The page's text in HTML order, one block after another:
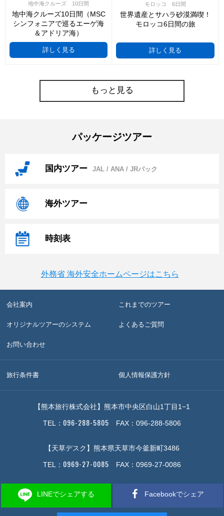
地中海クルーズ 10日間
地中海クルーズ10日間（MSC
シンフォニアで巡るエーゲ海
＆アドリア海）
詳しく見る
モロッコ 6日間
世界遺産とサハラ砂漠満喫！
モロッコ6日間の旅
詳しく見る
もっと見る
パッケージツアー
国内ツアー JAL / ANA / JRパック
海外ツアー
時刻表
外務省 海外安全ホームページはこちら
会社案内 これまでのツアー
オリジナルツアーのシステム よくあるご質問
お問い合わせ
旅行条件書 個人情報保護方針
【熊本旅行株式会社】熊本市中央区白山1丁目1−1
TEL： 096-288-5805 FAX：096-288-5806
【天草デスク】熊本県天草市今釜新町3486
TEL： 0969-27-0085 FAX：0969-27-0086
LINEでシェアする Facebookでシェア